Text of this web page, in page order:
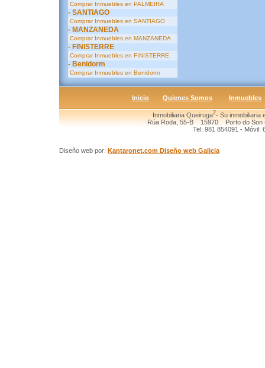
Comprar Inmuebles en PALMEIRA
- SANTIAGO
Comprar Inmuebles en SANTIAGO
- MANZANEDA
Comprar Inmuebles en MANZANEDA
- FINISTERRE
Comprar Inmuebles en FINISTERRE
- Benidorm
Comprar Inmuebles en Benidorm
Inicio Quienes Somos Inmuebles
Inmobiliaria Queiruga2- Su inmobiliaria
Rúa Roda, 55-B 15970 Porto do Son
Tel: 981 854091 - Móvil:
Diseño web por: Kantaronet.com Diseño web Galicia